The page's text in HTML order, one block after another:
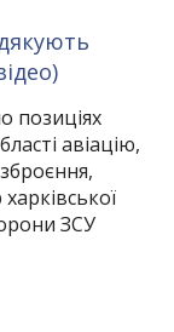
позиціях
авіацію,
ЗСУ